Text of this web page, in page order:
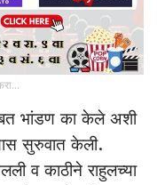
भांडण का केले अशी
सुरुवात केली.
व काठीने राहुलच्या